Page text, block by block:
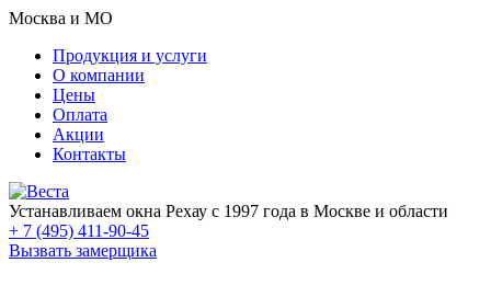
Москва и МО
Продукция и услуги
О компании
Цены
Оплата
Акции
Контакты
Устанавливаем окна Рехау с 1997 года в Москве и области
+ 7 (495) 411-90-45
Вызвать замерщика